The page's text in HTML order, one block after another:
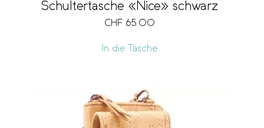
Schultertasche «Nice» schwarz
CHF 65.00
In die Tasche